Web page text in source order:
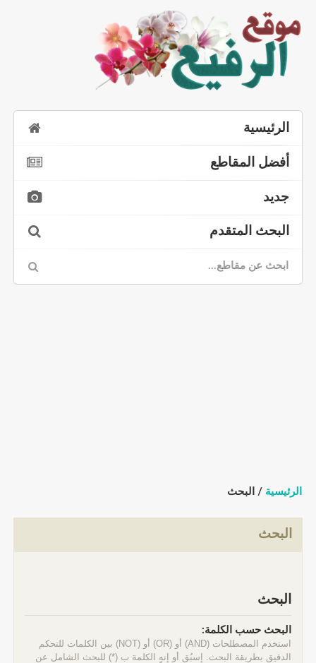
الرئيسية
أفضل المقاطع
جديد
البحث المتقدم
الرئيسية / البحث
البحث
البحث
البحث حسب الكلمة:
استخدم المصطلحات (AND) أو (OR) أو (NOT) بين الكلمات للتحكم
الدقيق بطريقة البحث. إسبُق أو إنهٍ الكلمة ب (*) للبحث الشامل عن